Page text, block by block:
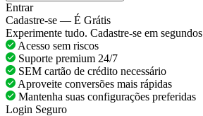
Entrar
Cadastre-se — É Grátis
Experimente tudo. Cadastre-se em
Acesso sem riscos
Suporte premium 24/7
SEM cartão de crédito necessário
Aproveite conversões mais rápidas
Mantenha suas configurações preferidas
Login Seguro